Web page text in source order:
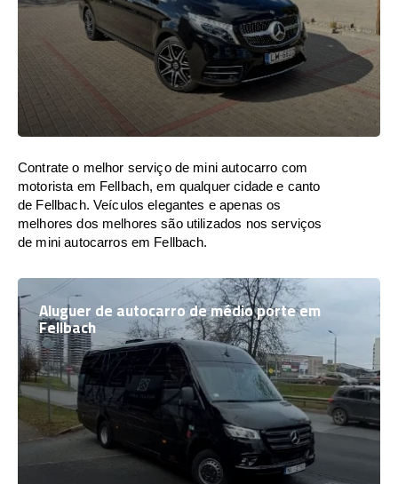
Contrate o melhor serviço de mini autocarro com
motorista em Fellbach, em qualquer cidade e canto
de Fellbach. Veículos elegantes e apenas os
melhores dos melhores são utilizados nos serviços
de mini autocarros em Fellbach.
Aluguer de autocarro de médio porte em
Fellbach